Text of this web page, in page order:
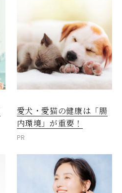
愛犬・愛猫の健康は「腸
内環境」が重要！
PR